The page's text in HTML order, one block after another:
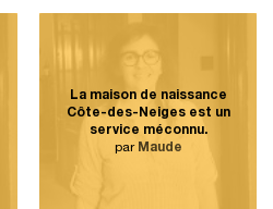
La maison de naissance
Côte-des-Neiges est un
service méconnu.
par Maude